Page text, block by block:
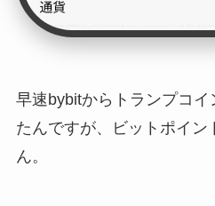
早速bybitからトランプコイ
たんですが、ビットポイン
ん。